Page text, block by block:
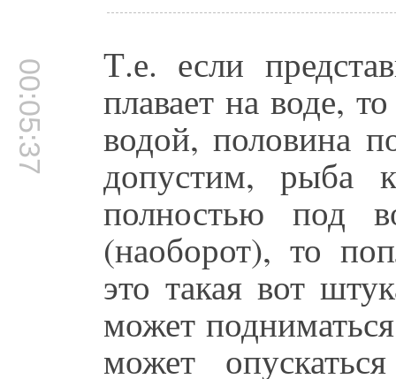
00:05:37 Т.е. если
плавает на воде,
водой, половина
допустим, рыба
полностью под
(наоборот), то
это такая вот
может
может